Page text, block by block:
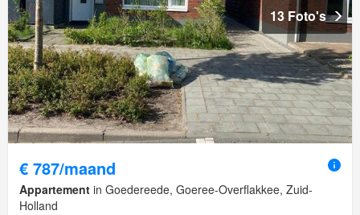
13 Foto's
€ 787/maand
Appartement in Goedereede, Goeree-Overflakkee, Zuid-
Holland